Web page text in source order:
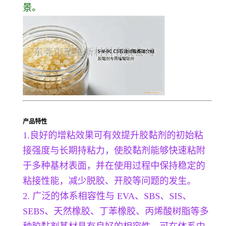
景。
产品特性
1.良好的增粘效果可有效提升胶黏剂的初始粘
接强度与长期持粘力，使胶黏剂能够快速粘附
于多种基材表面，并在使用过程中保持稳定的
粘接性能，减少脱胶、开胶等问题的发生。
2. 广泛的体系相容性与 EVA、SBS、SIS、
SEBS、天然橡胶、丁苯橡胶、丙烯酸树脂等多